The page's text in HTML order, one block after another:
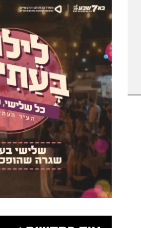
עוד בחדשות >
1,600 מתושבי
תוכנית האב
ביקשו לשנות